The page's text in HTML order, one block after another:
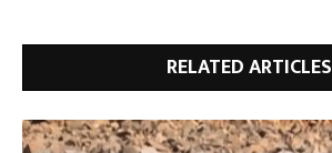
RELATED ARTICLES